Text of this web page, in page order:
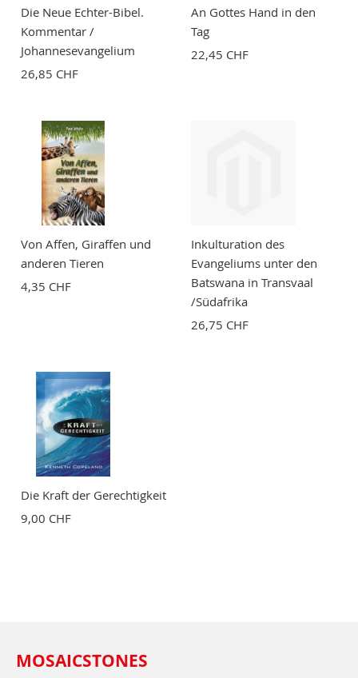
Die Neue Echter-Bibel.
Kommentar /
Johannesevangelium
26,85 CHF
An Gottes Hand in den
Tag
22,45 CHF
Von Affen, Giraffen und
anderen Tieren
4,35 CHF
Inkulturation des
Evangeliums unter den
Batswana in Transvaal
/Südafrika
26,75 CHF
Die Kraft der Gerechtigkeit
9,00 CHF
MOSAICSTONES